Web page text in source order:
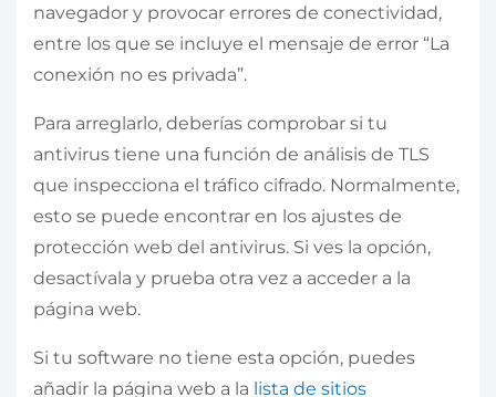
navegador y provocar errores de conectividad,
entre los que se incluye el mensaje de error “La
conexión no es privada”.
Para arreglarlo, deberías comprobar si tu
antivirus tiene una función de análisis de TLS
que inspecciona el tráfico cifrado. Normalmente,
esto se puede encontrar en los ajustes de
protección web del antivirus. Si ves la opción,
desactívala y prueba otra vez a acceder a la
página web.
Si tu software no tiene esta opción, puedes
añadir la página web a la lista de sitios